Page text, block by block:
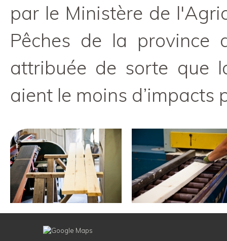
par le Ministère de
Pêches de la province
attribuée de sorte que
aient le moins